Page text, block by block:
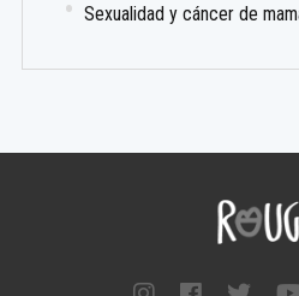
Sexualidad y cáncer de